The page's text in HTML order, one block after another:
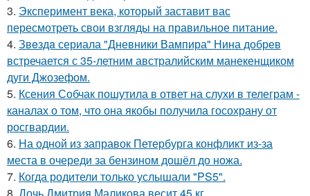
3. Эксперимент века, который заставит вас
пересмотреть свои взгляды на правильное питание.
4. Звeздa сериала "Дневники Вампира" Нина добрев
встречается с 35-летним австралийским манекенщиком
дуги Джозефом.
5. Ксения Собчак пошутила в ответ на слухи в телеграм -
каналах о том, что она якобы получила госохрану от
росгвардии.
6. На одной из заправок Петербурга конфликт из-за
места в очереди за бензином дошёл до ножа.
7. Когда родители только услышали "PS5".